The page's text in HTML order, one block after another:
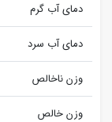
دمای آب گرم
دمای آب سرد
وزن ناخالص
وزن خالص